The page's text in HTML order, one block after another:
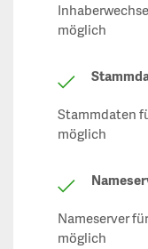
möglich
Stammdaten
möglich
Nameserver
möglich